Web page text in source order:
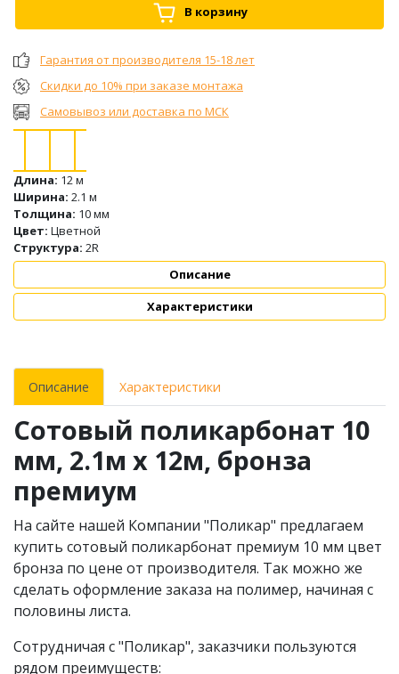
В корзину
Гарантия от производителя 15-18 лет
Скидки до 10% при заказе монтажа
Самовывоз или доставка по МСК
Длина: 12 м
Ширина: 2.1 м
Толщина: 10 мм
Цвет: Цветной
Структура: 2R
Описание
Характеристики
Описание Характеристики
Сотовый поликарбонат 10
мм, 2.1м х 12м, бронза
премиум
На сайте нашей Компании "Поликар" предлагаем
купить сотовый поликарбонат премиум 10 мм цвет
бронза по цене от производителя. Так можно же
сделать оформление заказа на полимер, начиная с
половины листа.
Сотрудничая с "Поликар", заказчики пользуются
рядом преимуществ: